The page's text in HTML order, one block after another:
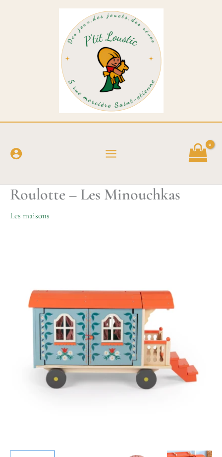
Roulotte – Les Minouchkas
Les maisons